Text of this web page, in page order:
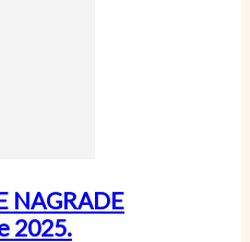
NAGRADE
2025.